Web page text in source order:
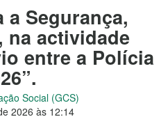
a Segurança,
na actividade
entre a Polícia
Social (GCS)
2026 às 12:14